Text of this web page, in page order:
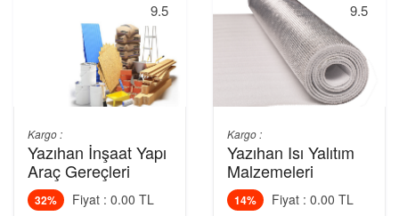
9.5
Kargo :
Yazıhan İnşaat Yapı
Araç Gereçleri
32% Fiyat : 0.00 TL
9.5
Kargo :
Yazıhan Isı Yalıtım
Malzemeleri
14% Fiyat : 0.00 TL